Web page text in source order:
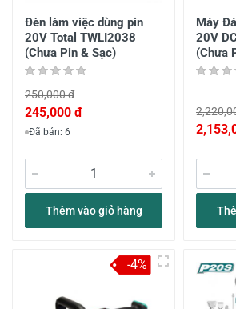
Đèn làm việc dùng pin
20V Total TWLI2038
(Chưa Pin & Sạc)
250,000 đ
245,000 đ
Đã bán: 6
Thêm vào giỏ hàng
Máy
20V
(Chưa
-4%